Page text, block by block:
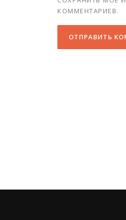
КОММЕНТАРИЕВ.